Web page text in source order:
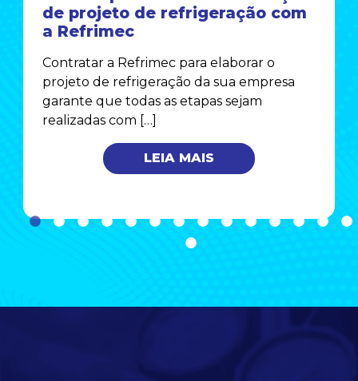
de projeto de refrigeração com
a Refrimec
Contratar a Refrimec para elaborar o
projeto de refrigeração da sua empresa
garante que todas as etapas sejam
realizadas com […]
LEIA MAIS